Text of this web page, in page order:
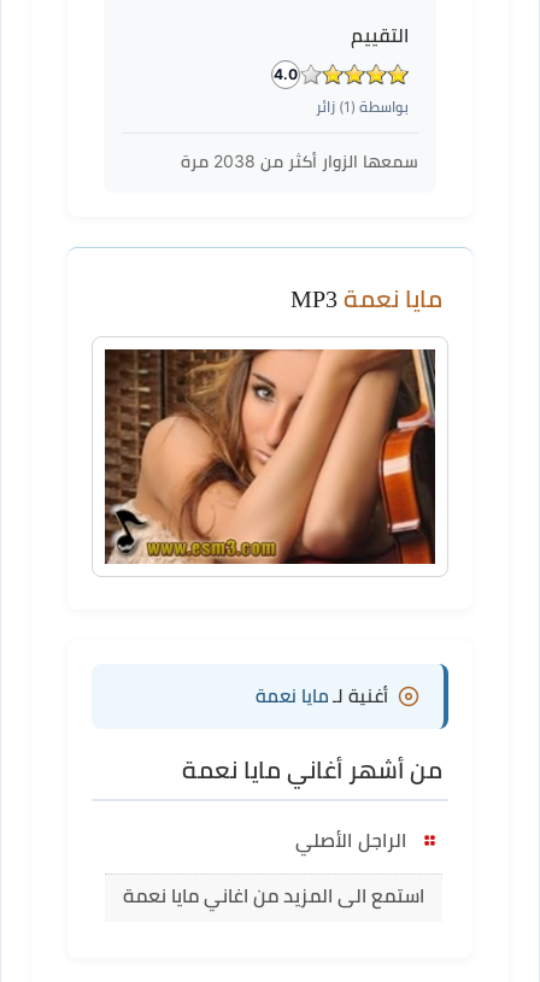
التقييم
4.0
بواسطة ( 1) زائر
سمعها الزوار أكثر من 2038 مرة
مايا نعمة
أغنية لـ مايا نعمة
من أشهر أغاني مايا نعمة
الراجل الأصلي
استمع الى المزيد من اغاني مايا نعمة